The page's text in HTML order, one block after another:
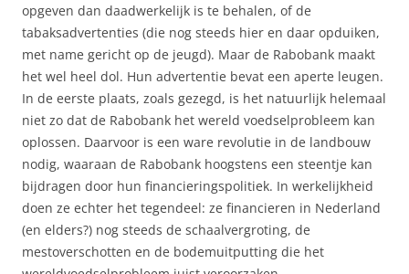
opgeven dan daadwerkelijk is te behalen, of de
tabaksadvertenties (die nog steeds hier en daar opduiken,
met name gericht op de jeugd). Maar de Rabobank maakt
het wel heel dol. Hun advertentie bevat een aperte leugen.
In de eerste plaats, zoals gezegd, is het natuurlijk helemaal
niet zo dat de Rabobank het wereld voedselprobleem kan
oplossen. Daarvoor is een ware revolutie in de landbouw
nodig, waaraan de Rabobank hoogstens een steentje kan
bijdragen door hun financieringspolitiek. In werkelijkheid
doen ze echter het tegendeel: ze financieren in Nederland
(en elders?) nog steeds de schaalvergroting, de
mestoverschotten en de bodemuitputting die het